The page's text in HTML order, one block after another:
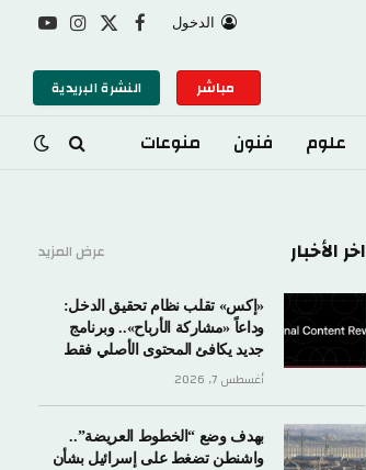
الدخول فيسبوك
X
الانستغرام
يوتيوب
مباشر النشرة البريدية
علوم فنون منوعات
اخر الأخبار عرض المزيد
«إكس» تقلب نظام تحقيق الدخل:
وداعاً «مشاركة الأرباح».. وبرنامج
جديد يكافئ المحتوى الأصلي فقط
أغسطس 7, 2026
بهدف وضع “الخطوط العريضة”..
واشنطن تضغط على إسرائيل بشأن